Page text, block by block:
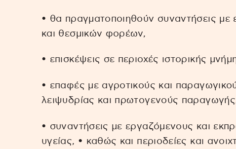
• θα πραγματοποιηθούν συναντήσεις με
και θεσμικών φορέων,
• επισκέψεις σε περιοχές ιστορικής
• επαφές με αγροτικούς και
λειψυδρίας και πρωτογενούς
• συναντήσεις με εργαζόμενους και
υγείας, • καθώς και περιοδείες και